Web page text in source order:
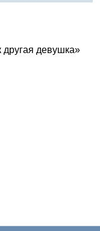
девушка»